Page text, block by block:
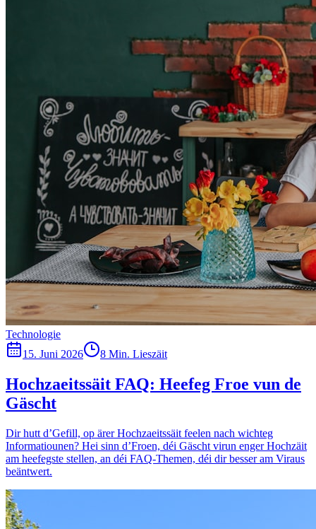
Technologie
15. Juni 2026
8 Min. Lieszäit
Hochzaeitssäit FAQ: Heefeg Froe vun de
Gäscht
Dir hutt d’Gefill, op ärer Hochzaeitssäit feelen nach wichteg
Informatiounen? Hei sinn d’Froen, déi Gäscht virun enger Hochzäit
am heefegste stellen, an déi FAQ-Themen, déi dir besser am Viraus
beäntwert.